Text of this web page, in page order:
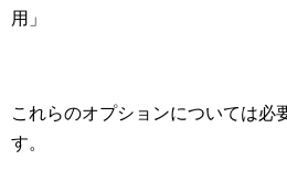
用」
これらのオプションについては必
す。